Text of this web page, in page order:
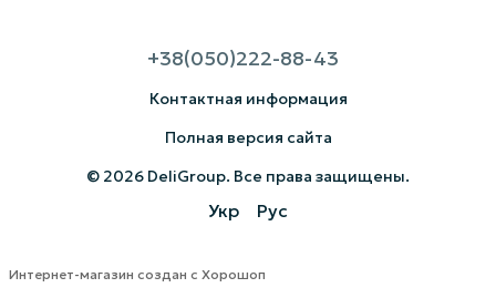
+38(050)222-88-43
Контактная информация
Полная версия сайта
© 2026 DeliGroup. Все права защищены.
Укр Рус
Интернет-магазин создан с Хорошоп